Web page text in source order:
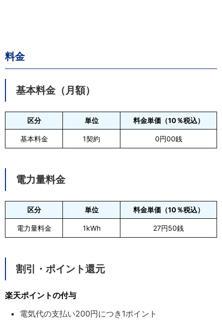
料金
基本料金（月額）
区分 単位 料金単価（10％税込）
基本料金 1契約 0円00銭
電力量料金
区分 単位 料金単価（10％税込）
電力量料金 1kWh 27円50銭
割引・ポイント還元
楽天ポイントの付与
電気代の支払い200円につき1ポイント